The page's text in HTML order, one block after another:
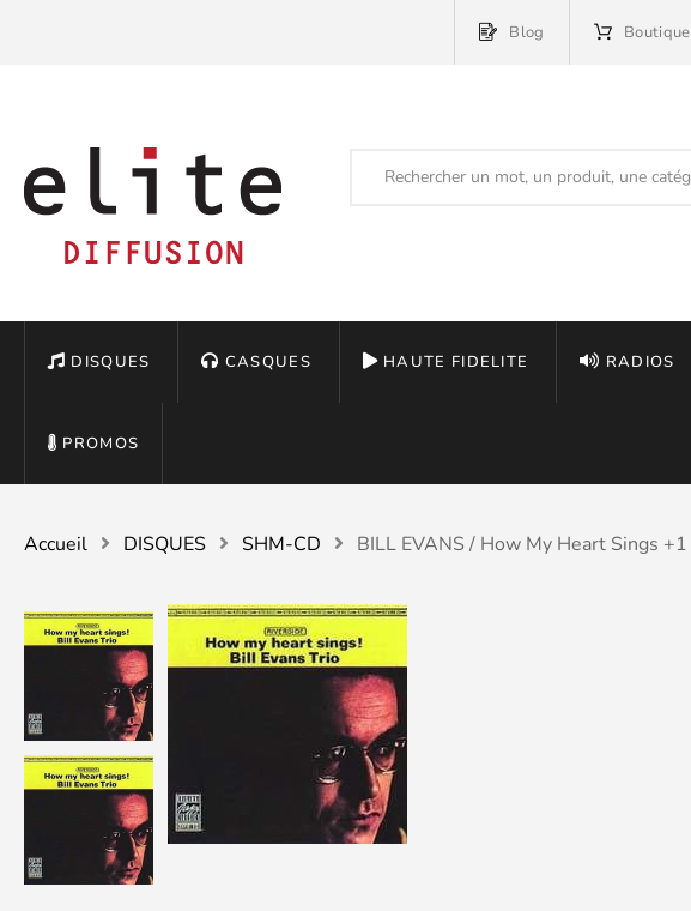
Blog Boutique
DISQUES CASQUES HAUTE FIDELITE RADIOS
PROMOS
Accueil DISQUES SHM-CD BILL EVANS / How My Heart Sings +1